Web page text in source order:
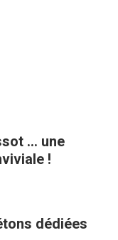
... une
!
dédiées